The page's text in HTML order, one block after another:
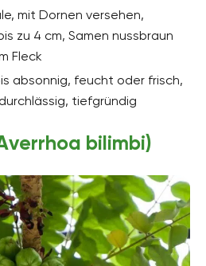
mit Dornen versehen,
zu 4 cm, Samen nussbraun
Fleck
absonnig, feucht oder frisch,
tiefgründig
bilimbi)